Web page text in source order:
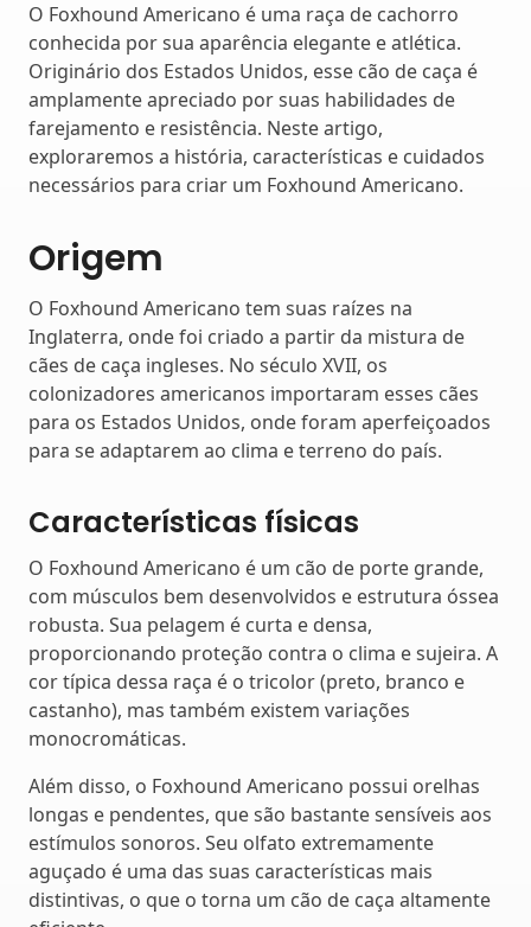
O Foxhound Americano é uma raça de cachorro
conhecida por sua aparência elegante e atlética.
Originário dos Estados Unidos, esse cão de caça é
amplamente apreciado por suas habilidades de
farejamento e resistência. Neste artigo,
exploraremos a história, características e cuidados
necessários para criar um Foxhound Americano.
Origem
O Foxhound Americano tem suas raízes na
Inglaterra, onde foi criado a partir da mistura de
cães de caça ingleses. No século XVII, os
colonizadores americanos importaram esses cães
para os Estados Unidos, onde foram aperfeiçoados
para se adaptarem ao clima e terreno do país.
Características físicas
O Foxhound Americano é um cão de porte grande,
com músculos bem desenvolvidos e estrutura óssea
robusta. Sua pelagem é curta e densa,
proporcionando proteção contra o clima e sujeira. A
cor típica dessa raça é o tricolor (preto, branco e
castanho), mas também existem variações
monocromáticas.
Além disso, o Foxhound Americano possui orelhas
longas e pendentes, que são bastante sensíveis aos
estímulos sonoros. Seu olfato extremamente
aguçado é uma das suas características mais
distintivas, o que o torna um cão de caça altamente